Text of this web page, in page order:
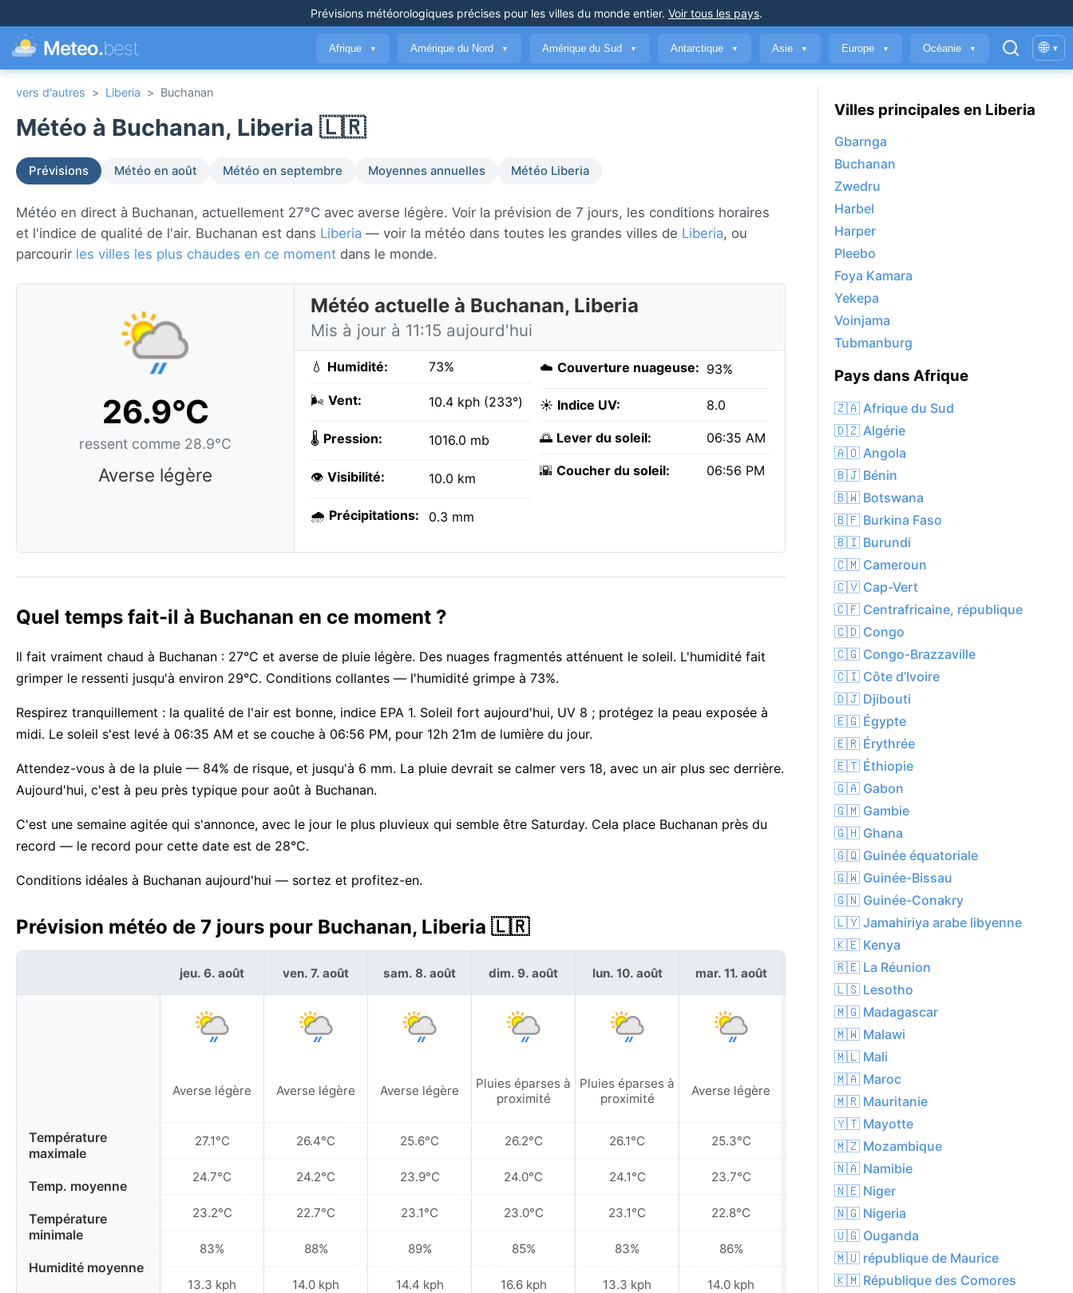
Prévisions météorologiques précises pour les villes du monde entier. Voir tous les pays.
Meteo.best Afrique ▼ Amérique du Nord ▼ Amérique du Sud ▼ Antarctique ▼ Asie ▼ Europe ▼ Océanie ▼ 🌐 ▾
vers d'autres > Liberia > Buchanan
Météo à Buchanan, Liberia 🇱🇷
Prévisions Météo en août Météo en septembre Moyennes annuelles Météo Liberia
Météo en direct à Buchanan, actuellement 27°C avec averse légère. Voir la prévision de 7 jours, les conditions horaires
et l'indice de qualité de l'air. Buchanan est dans Liberia — voir la météo dans toutes les grandes villes de Liberia, ou
parcourir les villes les plus chaudes en ce moment dans le monde.
26.9°C
ressent comme 28.9°C
Averse légère
Météo actuelle à Buchanan, Liberia
Mis à jour à 11:15 aujourd'hui
💧 Humidité: 73%
🌬️ Vent: 10.4 kph (233°)
🌡️ Pression: 1016.0 mb
👁️ Visibilité: 10.0 km
🌧️ Précipitations: 0.3 mm
☁️ Couverture nuageuse: 93%
☀️ Indice UV: 8.0
🌅 Lever du soleil: 06:35 AM
🌇 Coucher du soleil: 06:56 PM
Quel temps fait-il à Buchanan en ce moment ?
Il fait vraiment chaud à Buchanan : 27°C et averse de pluie légère. Des nuages fragmentés atténuent le soleil. L'humidité fait
grimper le ressenti jusqu'à environ 29°C. Conditions collantes — l'humidité grimpe à 73%.
Respirez tranquillement : la qualité de l'air est bonne, indice EPA 1. Soleil fort aujourd'hui, UV 8 ; protégez la peau exposée à
midi. Le soleil s'est levé à 06:35 AM et se couche à 06:56 PM, pour 12h 21m de lumière du jour.
Attendez-vous à de la pluie — 84% de risque, et jusqu'à 6 mm. La pluie devrait se calmer vers 18, avec un air plus sec derrière.
Aujourd'hui, c'est à peu près typique pour août à Buchanan.
C'est une semaine agitée qui s'annonce, avec le jour le plus pluvieux qui semble être Saturday. Cela place Buchanan près du
record — le record pour cette date est de 28°C.
Conditions idéales à Buchanan aujourd'hui — sortez et profitez-en.
Prévision météo de 7 jours pour Buchanan, Liberia 🇱🇷
Température
maximale
Temp. moyenne
Température
minimale
Humidité moyenne
jeu. 6. août
Averse légère
27.1°C
24.7°C
23.2°C
83%
13.3 kph
ven. 7. août
Averse légère
26.4°C
24.2°C
22.7°C
88%
14.0 kph
sam. 8. août
Averse légère
25.6°C
23.9°C
23.1°C
89%
14.4 kph
dim. 9. août
Pluies éparses à
proximité
26.2°C
24.0°C
23.0°C
85%
16.6 kph
lun. 10. août
Pluies éparses à
proximité
26.1°C
24.1°C
23.1°C
83%
13.3 kph
mar. 11. août
Averse légère
25.3°C
23.7°C
22.8°C
86%
14.0 kph
mer. 12. août
Pluies éparses à
proximité
26.2°C
23.9°C
22.7°C
85%
14.4 kph
Villes principales en Liberia
Gbarnga
Buchanan
Zwedru
Harbel
Harper
Pleebo
Foya Kamara
Yekepa
Voinjama
Tubmanburg
Pays dans Afrique
🇿🇦 Afrique du Sud
🇩🇿 Algérie
🇦🇴 Angola
🇧🇯 Bénin
🇧🇼 Botswana
🇧🇫 Burkina Faso
🇧🇮 Burundi
🇨🇲 Cameroun
🇨🇻 Cap-Vert
🇨🇫 Centrafricaine, république
🇨🇩 Congo
🇨🇬 Congo-Brazzaville
🇨🇮 Côte d’Ivoire
🇩🇯 Djibouti
🇪🇬 Égypte
🇪🇷 Érythrée
🇪🇹 Éthiopie
🇬🇦 Gabon
🇬🇲 Gambie
🇬🇭 Ghana
🇬🇶 Guinée équatoriale
🇬🇼 Guinée-Bissau
🇬🇳 Guinée-Conakry
🇱🇾 Jamahiriya arabe libyenne
🇰🇪 Kenya
🇷🇪 La Réunion
🇱🇸 Lesotho
🇲🇬 Madagascar
🇲🇼 Malawi
🇲🇱 Mali
🇲🇦 Maroc
🇲🇷 Mauritanie
🇾🇹 Mayotte
🇲🇿 Mozambique
🇳🇦 Namibie
🇳🇪 Niger
🇳🇬 Nigeria
🇺🇬 Ouganda
🇲🇺 république de Maurice
🇰🇲 République des Comores